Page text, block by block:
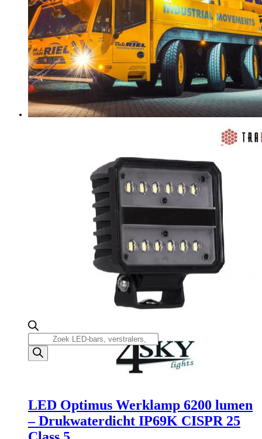
Producten
zoeken
LED Optimus Werklamp 6200 lumen
– Drukwaterdicht IP69K CISPR 25